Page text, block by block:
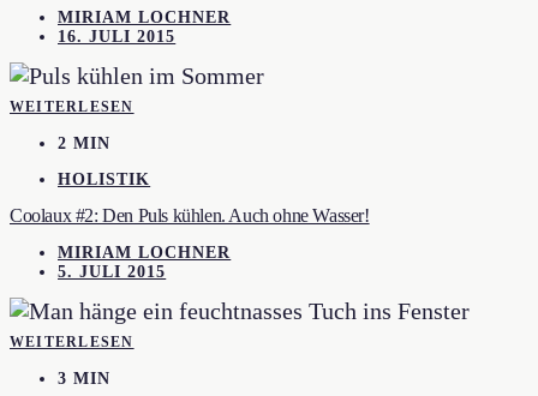
MIRIAM LOCHNER
16. JULI 2015
WEITERLESEN
2 MIN
HOLISTIK
Coolaux #2: Den Puls kühlen. Auch ohne Wasser!
MIRIAM LOCHNER
5. JULI 2015
WEITERLESEN
3 MIN